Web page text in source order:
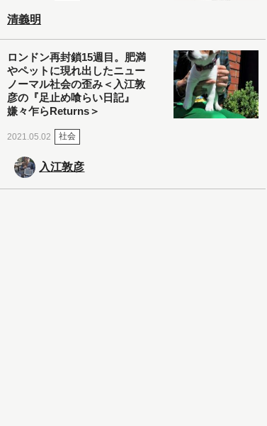
清義明
ロンドン再封鎖15週目。肥満
やペットに現れ出したニュー
ノーマル社会の歪み＜入江敦
彦の『足止め喰らい日記』
嫌々乍らReturns＞
2021.05.02 社会
入江敦彦